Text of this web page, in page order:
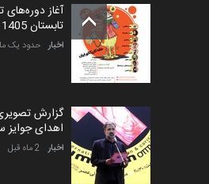
آغاز
تابستان 1405 خانه کاریکات…
اخبار حدود یک
گزارش
اهدای
اخبار 2 ماه قبل